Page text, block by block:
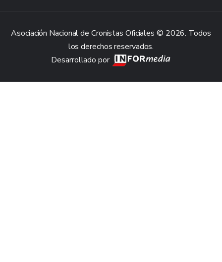
Asociación Nacional de Cronistas Oficiales © 2026. Todos
los derechos reservados.
Desarrollado por